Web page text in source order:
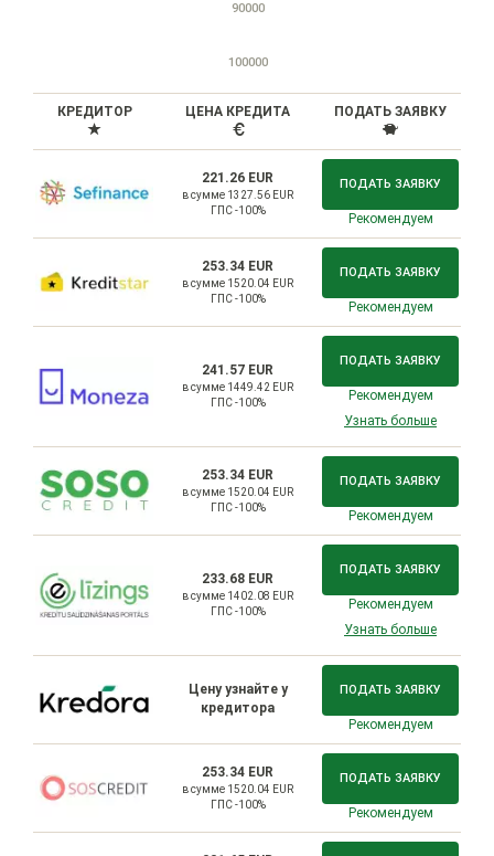
90000
100000
КРЕДИТОР ЦЕНА КРЕДИТА ПОДАТЬ ЗАЯВКУ
221.26 EUR
в сумме 1327.56 EUR
ГПС -100%
ПОДАТЬ ЗАЯВКУ
Рекомендуем
253.34 EUR
в сумме 1520.04 EUR
ГПС -100%
ПОДАТЬ ЗАЯВКУ
Рекомендуем
241.57 EUR
в сумме 1449.42 EUR
ГПС -100%
ПОДАТЬ ЗАЯВКУ
Рекомендуем
Узнать больше
253.34 EUR
в сумме 1520.04 EUR
ГПС -100%
ПОДАТЬ ЗАЯВКУ
Рекомендуем
233.68 EUR
в сумме 1402.08 EUR
ГПС -100%
ПОДАТЬ ЗАЯВКУ
Рекомендуем
Узнать больше
Цену узнайте у
кредитора
ПОДАТЬ ЗАЯВКУ
Рекомендуем
253.34 EUR
в сумме 1520.04 EUR
ГПС -100%
ПОДАТЬ ЗАЯВКУ
Рекомендуем